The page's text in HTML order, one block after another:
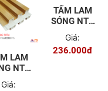
LAM
NTA
8594
Giá:
TẤM LAM
SÓNG NTA
3SC-8845
Giá:
236.000đ